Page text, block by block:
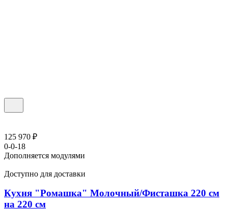
125 970 ₽
0-0-18
Дополняется модулями
Доступно для доставки
Кухня "Ромашка" Молочный/Фисташка 220 см
на 220 см